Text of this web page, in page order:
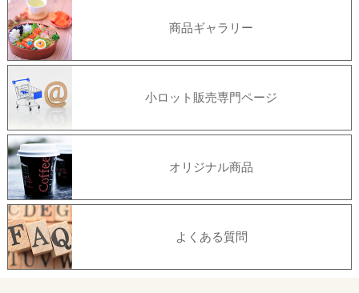
商品ギャラリー
小ロット販売専門ページ
オリジナル商品
よくある質問